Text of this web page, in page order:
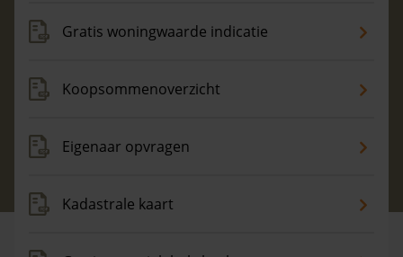
Gratis woningwaarde indicatie
Koopsommenoverzicht
Eigenaar opvragen
Kadastrale kaart